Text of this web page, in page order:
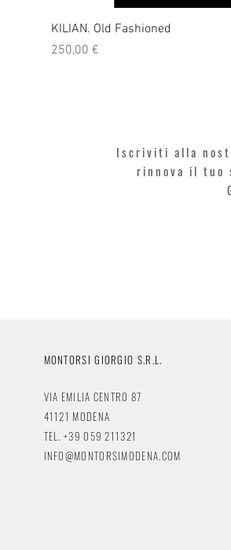
KILIAN. Old Fashioned
Prezzo
250,00 €
Iscriviti alla
rinnova il tuo
MONTORSI GIORGIO S.R.L.
VIA EMILIA CENTRO 87
41121 MODENA
TEL. +39 059 211321
INFO@MONTORSIMODENA.COM